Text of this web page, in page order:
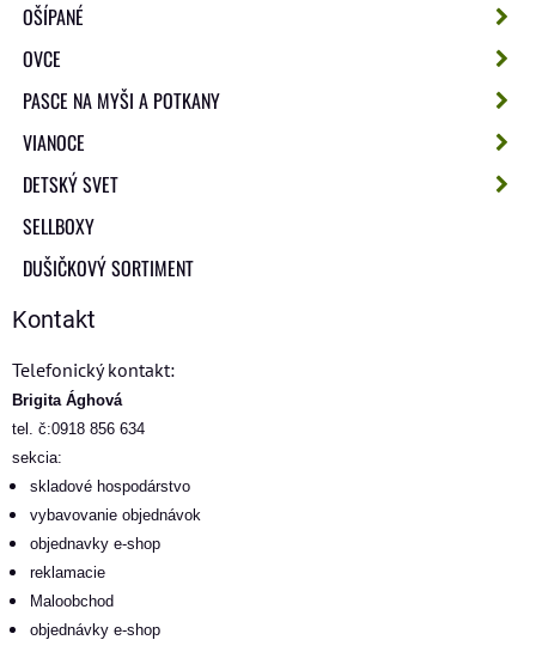
OŠÍPANÉ
OVCE
PASCE NA MYŠI A POTKANY
VIANOCE
DETSKÝ SVET
SELLBOXY
DUŠIČKOVÝ SORTIMENT
Kontakt
Telefonický kontakt:
Brigita Ághová
tel. č:0918 856 634
sekcia:
skladové hospodárstvo
vybavovanie objednávok
objednavky e-shop
reklamacie
Maloobchod
objednávky e-shop